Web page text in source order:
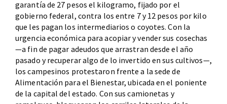
garantía de 27 pesos el kilogramo, fijado por el
gobierno federal, contra los entre 7 y 12 pesos por kilo
que les pagan los intermediarios o coyotes. Con la
urgencia económica para acopiar y vender sus cosechas
—a fin de pagar adeudos que arrastran desde el año
pasado y recuperar algo de lo invertido en sus cultivos—,
los campesinos protestaron frente a la sede de
Alimentación para el Bienestar, ubicada en el poniente
de la capital del estado. Con sus camionetas y